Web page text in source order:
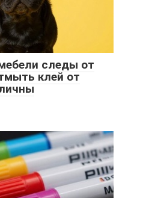
следы от
клей от